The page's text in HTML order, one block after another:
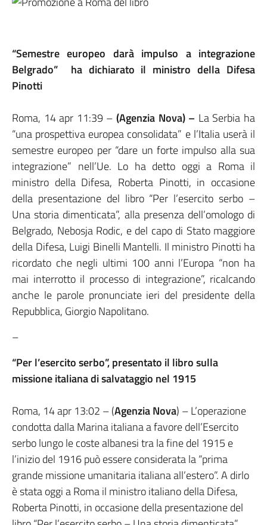
“Semestre europeo darà impulso a integrazione
Belgrado” ha dichiarato il ministro della Difesa
Pinotti
Roma, 14 apr 11:39 – (Agenzia Nova) – La Serbia ha
“una prospettiva europea consolidata” e l’Italia userà il
semestre europeo per “dare un forte impulso alla sua
integrazione” nell’Ue. Lo ha detto oggi a Roma il
ministro della Difesa, Roberta Pinotti, in occasione
della presentazione del libro “Per l’esercito serbo –
Una storia dimenticata”, alla presenza dell’omologo di
Belgrado, Nebosja Rodic, e del capo di Stato maggiore
della Difesa, Luigi Binelli Mantelli. Il ministro Pinotti ha
ricordato che negli ultimi 100 anni l’Europa “non ha
mai interrotto il processo di integrazione”, ricalcando
anche le parole pronunciate ieri del presidente della
Repubblica, Giorgio Napolitano.
–
“Per l’esercito serbo”, presentato il libro sulla
missione italiana di salvataggio nel 1915
Roma, 14 apr 13:02 – (Agenzia Nova) – L’operazione
condotta dalla Marina italiana a favore dell’Esercito
serbo lungo le coste albanesi tra la fine del 1915 e
l’inizio del 1916 può essere considerata la “prima
grande missione umanitaria italiana all’estero”. A dirlo
è stata oggi a Roma il ministro italiano della Difesa,
Roberta Pinotti, in occasione della presentazione del